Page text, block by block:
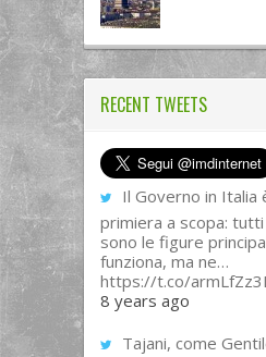
RECENT TWEETS
Il Governo in Italia
primiera a scopa: tutti
sono le figure
funziona, ma ne…
https://t.co/
8 years ago
Tajani, come